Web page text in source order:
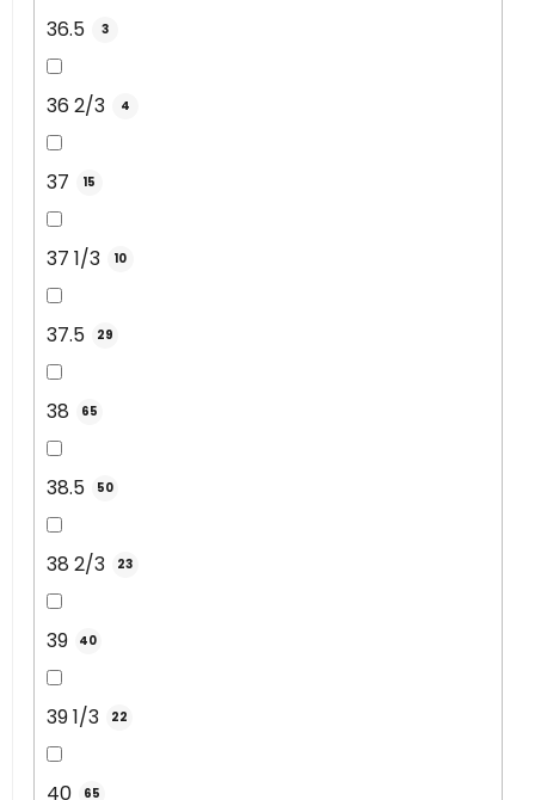
36.5 3
36 2/3 4
37 15
37 1/3 10
37.5 29
38 65
38.5 50
38 2/3 23
39 40
39 1/3 22
40 65